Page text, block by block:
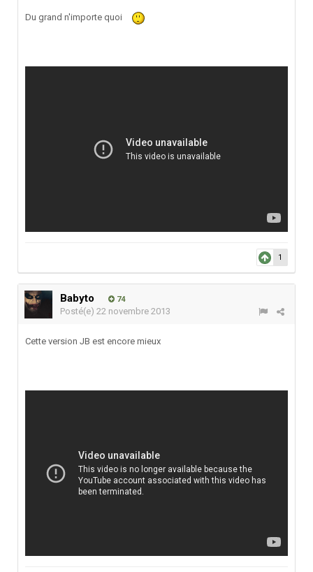
Du grand n'importe quoi
1
Babyto 74
Posté(e) 22 novembre 2013
Cette version JB est encore mieux